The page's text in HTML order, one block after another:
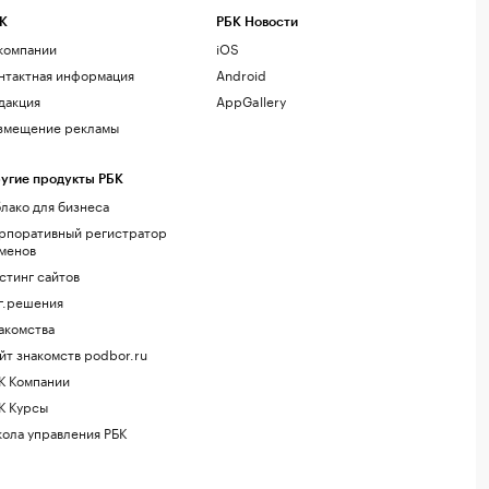
информация
рекламы
продукты РБК
для бизнеса
регистратор
сайтов
знакомств podbor.ru
Компании
Курсы
управления РБК
РБК Новости
iOS
Android
AppGallery